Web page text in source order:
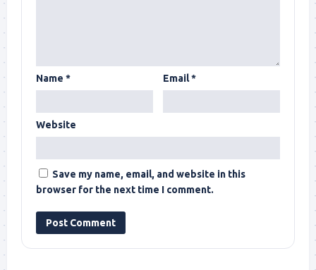
Name * Email*
Website
Save my name, email, and website in this
browser for the next time I comment.